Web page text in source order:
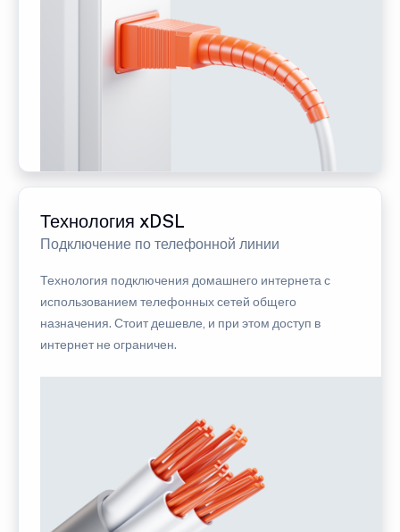
Технология xDSL
Подключение по телефонной линии
Технология подключения домашнего интернета с
использованием телефонных сетей общего
назначения. Стоит дешевле, и при этом доступ в
интернет не ограничен.